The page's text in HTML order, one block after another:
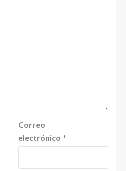
Correo
electrónico *